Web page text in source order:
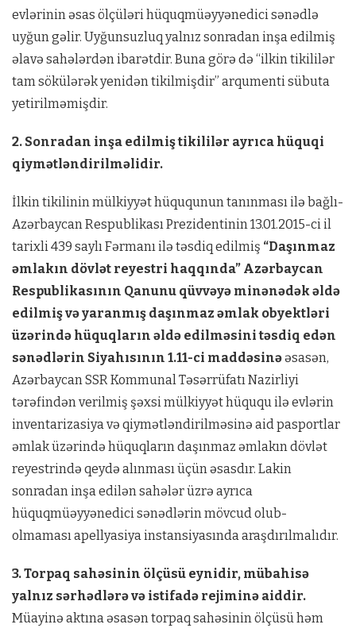
evlərinin əsas ölçüləri hüquqmüəyyənedici sənədlə
uyğun gəlir. Uyğunsuzluq yalnız sonradan inşa edilmiş
əlavə sahələrdən ibarətdir. Buna görə də “ilkin tikililər
tam sökülərək yenidən tikilmişdir” arqumenti sübuta
yetirilməmişdir.
2. Sonradan inşa edilmiş tikililər ayrıca hüquqi
qiymətləndirilməlidir.
İlkin tikilinin mülkiyyət hüququnun tanınması ilə bağlı-
Azərbaycan Respublikası Prezidentinin 13.01.2015-ci il
tarixli 439 saylı Fərmanı ilə təsdiq edilmiş “Daşınmaz
əmlakın dövlət reyestri haqqında” Azərbaycan
Respublikasının Qanunu qüvvəyə minənədək əldə
edilmiş və yaranmış daşınmaz əmlak obyektləri
üzərində hüquqların əldə edilməsini təsdiq edən
sənədlərin Siyahısının 1.11-ci maddəsinəəsasən,
Azərbaycan SSR Kommunal Təsərrüfatı Nazirliyi
tərəfindən verilmiş şəxsi mülkiyyət hüququ ilə evlərin
inventarizasiya və qiymətləndirilməsinə aid pasportlar
əmlak üzərində hüquqların daşınmaz əmlakın dövlət
reyestrində qeydə alınması üçün əsasdır. Lakin
sonradan inşa edilən sahələr üzrə ayrıca
hüquqmüəyyənedici sənədlərin mövcud olub-
olmaması apellyasiya instansiyasında araşdırılmalıdır.
3. Torpaq sahəsinin ölçüsü eynidir, mübahisə
yalnız sərhədlərə və istifadə rejiminə aiddir.
Müayinə aktına əsasən torpaq sahəsinin ölçüsü həm